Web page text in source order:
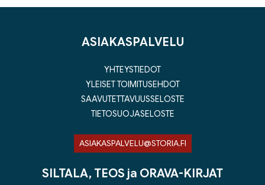
ASIAKASPALVELU
YHTEYSTIEDOT
YLEISET TOIMITUSEHDOT
SAAVUTETTAVUUSSELOSTE
TIETOSUOJASELOSTE
ASIAKASPALVELU@STORIA.FI
SILTALA, TEOS ja ORAVA-KIRJAT